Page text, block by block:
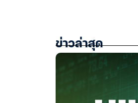
ข่าวล่าสุด